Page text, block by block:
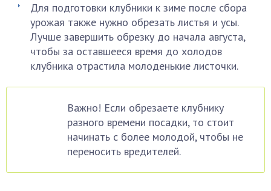
Для подготовки клубники к зиме после сбора
урожая также нужно обрезать листья и усы.
Лучше завершить обрезку до начала августа,
чтобы за оставшееся время до холодов
клубника отрастила молоденькие листочки.
Важно! Если обрезаете клубнику
разного времени посадки, то стоит
начинать с более молодой, чтобы не
переносить вредителей.